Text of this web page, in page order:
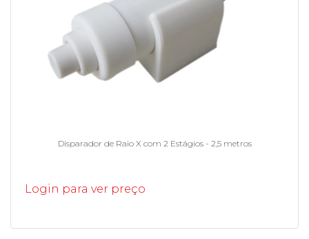
Disparador de Raio X com 2 Estágios - 2,5 metros
Login para ver preço